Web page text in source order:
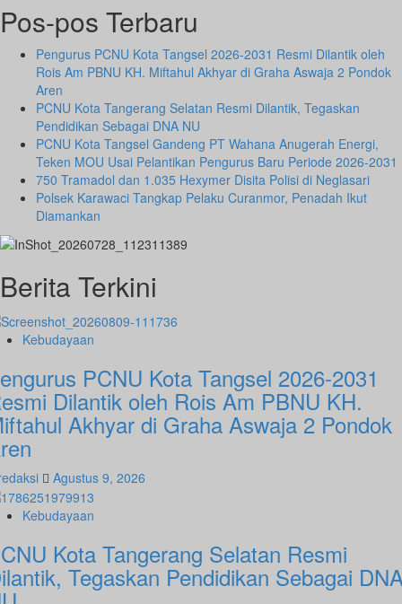
Pos-pos Terbaru
Pengurus PCNU Kota Tangsel 2026-2031 Resmi Dilantik oleh
Rois Am PBNU KH. Miftahul Akhyar di Graha Aswaja 2 Pondok
Aren
PCNU Kota Tangerang Selatan Resmi Dilantik, Tegaskan
Pendidikan Sebagai DNA NU
PCNU Kota Tangsel Gandeng PT Wahana Anugerah Energi,
Teken MOU Usai Pelantikan Pengurus Baru Periode 2026-2031
750 Tramadol dan 1.035 Hexymer Disita Polisi di Neglasari
Polsek Karawaci Tangkap Pelaku Curanmor, Penadah Ikut
Diamankan
Berita Terkini
Kebudayaan
PCNU Kota Tangsel 2026-2031
Dilantik oleh Rois Am PBNU KH.
Akhyar di Graha Aswaja 2 Pondok
Agustus 9, 2026
Kebudayaan
Kota Tangerang Selatan Resmi
Tegaskan Pendidikan Sebagai